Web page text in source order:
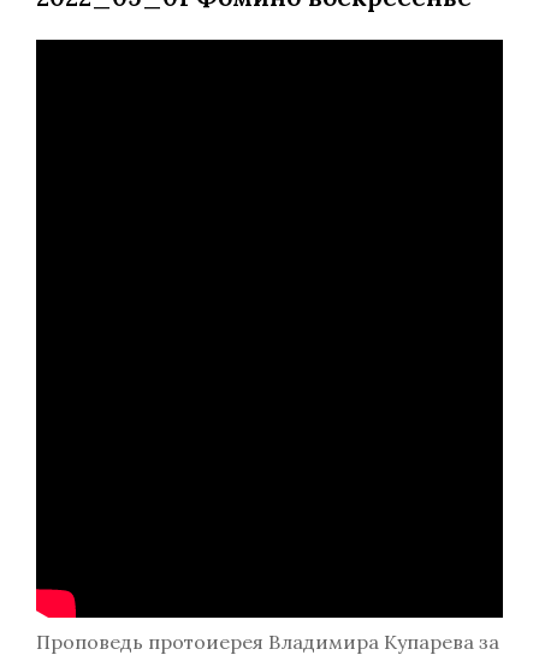
Проповедь протоиерея Владимира Купарева за